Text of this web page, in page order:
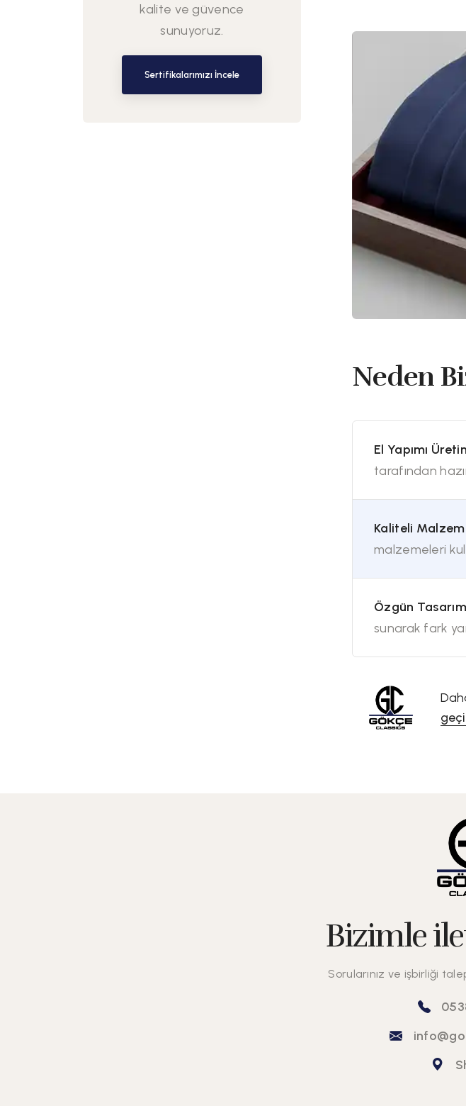
kalite ve güvence
sunuyoruz.
Sertifikalarımızı İncele
Neden
El Yapımı
tarafından
Kaliteli
malzemeleri
Özgün
sunarak fark
Bizimle
Sorularınız ve işbirliği